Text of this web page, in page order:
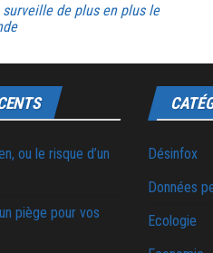
surveille de plus en plus le
ou le risque d’un
piège pour vos
Désinfox
Données
Ecologie